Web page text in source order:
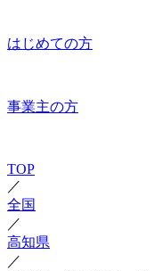
はじめての方
事業主の方
TOP
／
全国
／
高知県
／